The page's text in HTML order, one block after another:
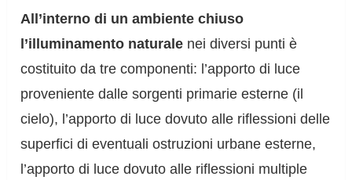
All’interno di un ambiente chiuso
l’illuminamento naturale nei diversi punti è
costituito da tre componenti: l’apporto di luce
proveniente dalle sorgenti primarie esterne (il
cielo), l’apporto di luce dovuto alle riflessioni delle
superfici di eventuali ostruzioni urbane esterne,
l’apporto di luce dovuto alle riflessioni multiple